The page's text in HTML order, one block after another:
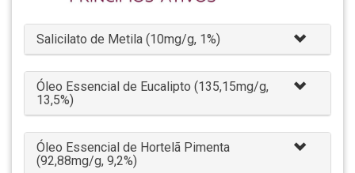
Salicilato de Metila (10mg/g, 1%)
Óleo Essencial de Eucalipto (135,15mg/g,
13,5%)
Óleo Essencial de Hortelã Pimenta
(92,88mg/g, 9,2%)